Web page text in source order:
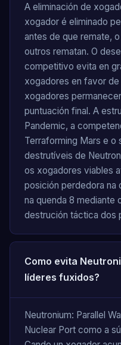
A eliminación de
xogador é eliminado
antes de que remate,
outros rematan. O
competitivo evita en
xogadores en favor
xogadores
puntuación final. A
Pandemic, a
Terraforming Mars e o
destrutíveis de
os xogadores viables
posición perdedora na
na quenda 8 mediante
destrución táctica dos
Como evita
líderes fuxidos?
Neutronium: Parallel
Nuclear Port como a